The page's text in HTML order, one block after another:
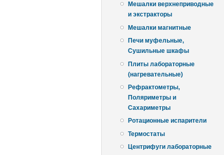
Мешалки верхнеприводные
и экстракторы
Мешалки магнитные
Печи муфельные,
Сушильные шкафы
Плиты лабораторные
(нагревательные)
Рефрактометры,
Поляриметры и
Сахариметры
Ротационные испарители
Термостаты
Центрифуги лабораторные